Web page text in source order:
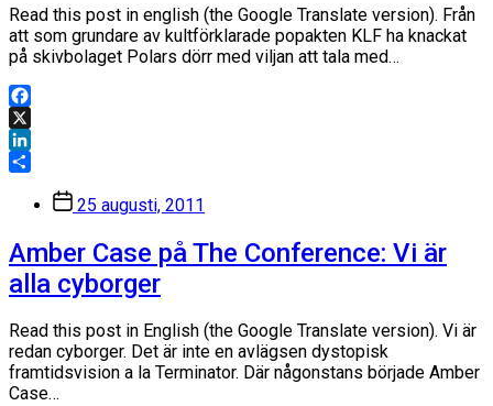
Read this post in english (the Google Translate version). Från
att som grundare av kultförklarade popakten KLF ha knackat
på skivbolaget Polars dörr med viljan att tala med…
Facebook
X
LinkedIn
Inläggsdatum
25 augusti, 2011
Amber Case på The Conference: Vi är
alla cyborger
Read this post in English (the Google Translate version). Vi är
redan cyborger. Det är inte en avlägsen dystopisk
framtidsvision a la Terminator. Där någonstans började Amber
Case…